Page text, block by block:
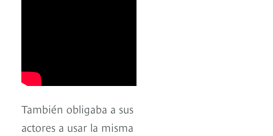
También obligaba a sus
actores a usar la misma